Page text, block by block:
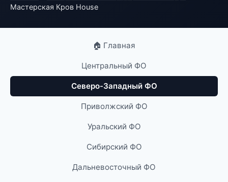
Мастерская Кров House
🏠 Главная
Центральный ФО
Северо-Западный ФО
Приволжский ФО
Уральский ФО
Сибирский ФО
Дальневосточный ФО